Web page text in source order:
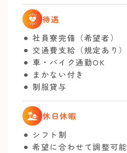
待遇
⚫︎ 社員寮完備（希望者）
⚫︎ 交通費支給（規定あり）
⚫︎ 車・バイク通勤OK
⚫︎ まかない付き
⚫︎ 制服貸与
休日休暇
⚫︎ シフト制
⚫︎ 希望に合わせて調整可能